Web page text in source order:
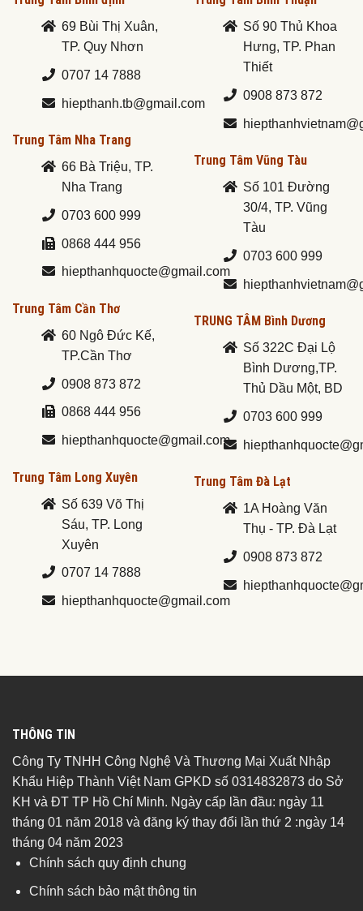
69 Bùi Thị Xuân,
TP. Quy Nhơn
0707 14 7888
hiepthanh.tb@gmail.com
Trung Tâm Nha Trang
66 Bà Triệu, TP.
Nha Trang
0703 600 999
0868 444 956
hiepthanhquocte@gmail.com
Trung Tâm Cần Thơ
60 Ngô Đức Kế,
TP.Cần Thơ
0908 873 872
0868 444 956
hiepthanhquocte@gmail.com
Trung Tâm Long Xuyên
Số 639 Võ Thị
Sáu, TP. Long
Xuyên
0707 14 7888
hiepthanhquocte@gmail.com
Số 90 Thủ Khoa
Hưng, TP. Phan
Thiết
0908 873 872
Trung Tâm Vũng Tàu
Số 101 Đường
30/4, TP. Vũng
Tàu
0703 600 999
TRUNG TÂM Bình Dương
Số 322C Đại Lộ
Bình Dương,TP.
Thủ Dầu Một, BD
0703 600 999
Trung Tâm Đà Lạt
1A Hoàng Văn
Thụ - TP. Đà Lạt
0908 873 872
THÔNG TIN
Công Ty TNHH Công Nghệ Và Thương Mại Xuất Nhập
Khẩu Hiệp Thành Việt Nam GPKD số 0314832873 do Sở
KH và ĐT TP Hồ Chí Minh. Ngày cấp lần đầu: ngày 11
tháng 01 năm 2018 và đăng ký thay đổi lần thứ 2 :ngày 14
tháng 04 năm 2023
Chính sách quy định chung
Chính sách bảo mật thông tin